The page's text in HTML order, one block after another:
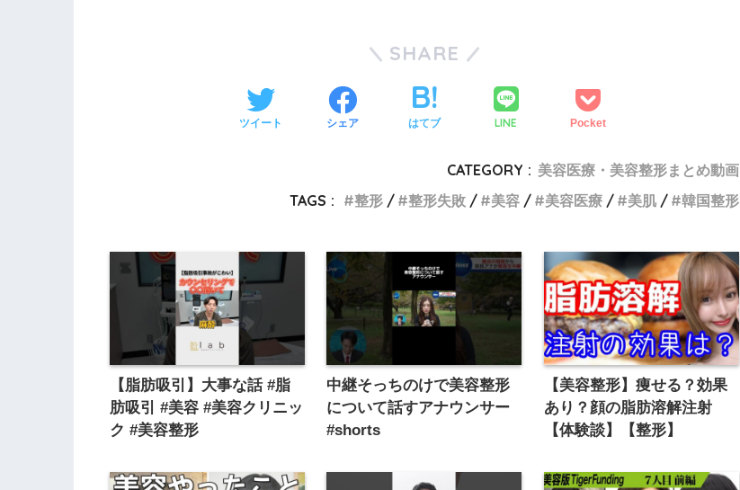
SHARE
ツイート シェア はてブ LINE Pocket
CATEGORY : 美容医療・美容整形まとめ動画
TAGS :
整形 整形失敗 美容 美容医療 美肌 韓国整形
【脂肪吸引】大事な話 #脂
肪吸引 #美容 #美容クリニッ
ク #美容整形
中継そっちのけで美容整形
について話すアナウンサー
#shorts
【美容整形】痩せる？効果
あり？顔の脂肪溶解注射
【体験談】【整形】